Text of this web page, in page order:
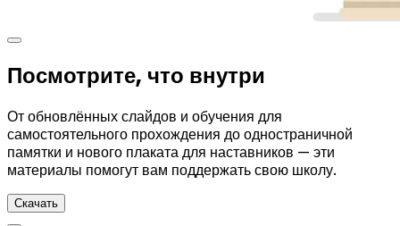
Посмотрите, что внутри
От обновлённых слайдов и обучения для
самостоятельного прохождения до одностраничной
памятки и нового плаката для наставников — эти
материалы помогут вам поддержать свою школу.
Скачать